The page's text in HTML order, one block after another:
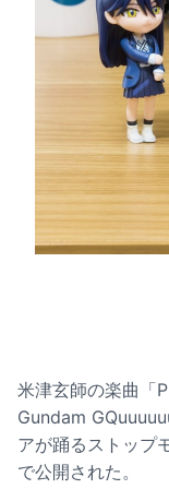
米津玄師の楽曲「
Gundam
アが踊るストップ
で公開された。